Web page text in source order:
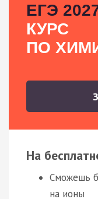
ЕГЭ
КУРС
ПО
На
Сможешь
на ионы